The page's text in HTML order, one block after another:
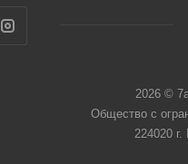
2026 ©
Общество с
224020